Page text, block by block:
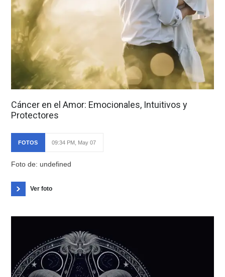
Cáncer en el Amor: Emocionales, Intuitivos y
Protectores
FOTOS 09:34 PM, May 07
Foto de: undefined
Ver foto